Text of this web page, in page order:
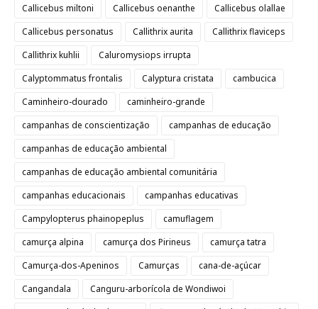
Callicebus miltoni
Callicebus oenanthe
Callicebus olallae
Callicebus personatus
Callithrix aurita
Callithrix flaviceps
Callithrix kuhlii
Caluromysiops irrupta
Calyptommatus frontalis
Calyptura cristata
cambucica
Caminheiro-dourado
caminheiro-grande
campanhas de conscientização
campanhas de educação
campanhas de educação ambiental
campanhas de educação ambiental comunitária
campanhas educacionais
campanhas educativas
Campylopterus phainopeplus
camuflagem
camurça alpina
camurça dos Pirineus
camurça tatra
Camurça-dos-Apeninos
Camurças
cana-de-açúcar
Cangandala
Canguru-arborícola de Wondiwoi